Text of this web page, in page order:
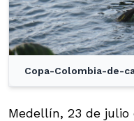
Copa-Colombia-de-
Medellín, 23 de julio